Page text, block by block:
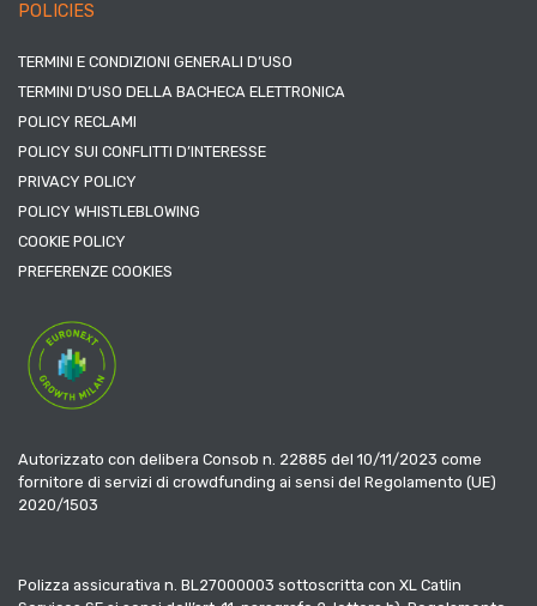
POLICIES
TERMINI E CONDIZIONI GENERALI D’USO
TERMINI D’USO DELLA BACHECA ELETTRONICA
POLICY RECLAMI
POLICY SUI CONFLITTI D’INTERESSE
PRIVACY POLICY
POLICY WHISTLEBLOWING
COOKIE POLICY
PREFERENZE COOKIES
Autorizzato con delibera Consob n. 22885 del 10/11/2023 come
fornitore di servizi di crowdfunding ai sensi del Regolamento (UE)
2020/1503
Polizza assicurativa n. BL27000003 sottoscritta con XL Catlin